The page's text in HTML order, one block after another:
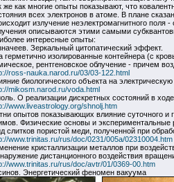
же как многие опыты показывают, что
всех электронов в атоме. В плане
излучение неэлектромагнитного
описываются этими самыми
интересные опыты:
Зеркальный цитопатический эффект.
герметично изолированные контейнера (с
рентгеновское облучение - причем
ross-nauka.narod.ru/03/03-122.html
биологического объекта на
mikosm.narod.ru/voda.html
О реализации дискретных состояний в
www.liveastrology.org/shnolj.htm
опытов показывающих влияние суточного и
Физические основы и экспериментальные
слитков пористой меди, полученной при
www.trinitas.ru/rus/doc/0231/005a/02310004.htm
кристаллизации металлов при
дистанционного воздействия
www.trinitas.ru/rus/doc/avtr/01/0369-00.htm
Энергетический феномен вакуума